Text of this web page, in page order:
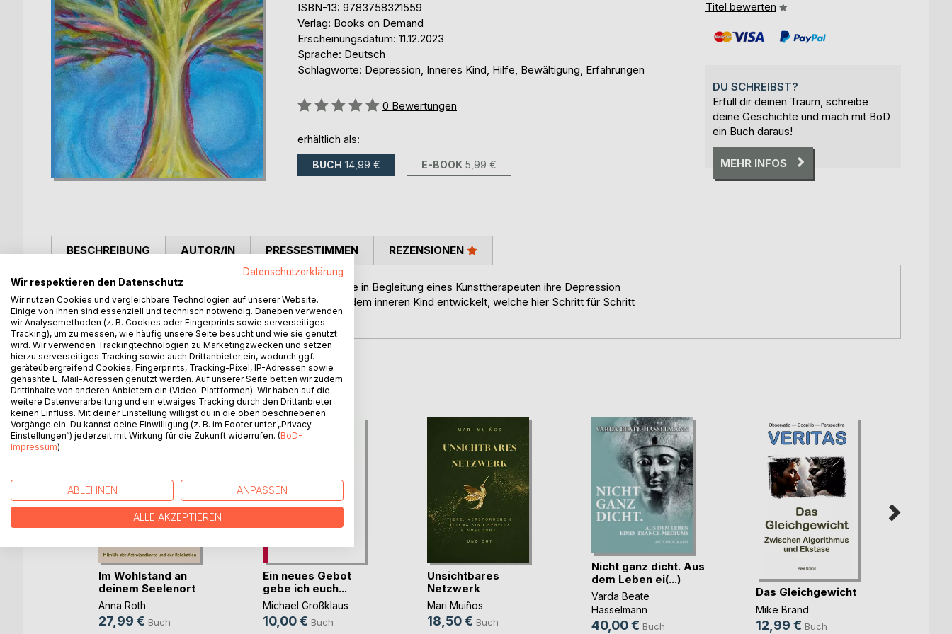
ISBN-13: 9783758321559
Verlag: Books on Demand
Erscheinungsdatum: 11.12.2023
Sprache: Deutsch
Schlagworte: Depression, Inneres Kind, Hilfe, Bewältigung, Erfahrungen
Bewertung::
0 Bewertungen
erhältlich als:
BUCH 14,99 € E-BOOK 5,99 €
Titel bewerten
DU SCHREIBST?
Erfüll dir deinen Traum, schreibe
deine Geschichte und mach mit BoD
ein Buch daraus!
MEHR INFOS
BESCHREIBUNG
In diesem Buch beschreibt die Autorin eindrücklich, wie sie in Begleitung eines Kunsttherapeuten ihre Depression
überwunden hat. Dabei hat sich eine intensive Arbeit, mit dem inneren Kind entwickelt, welche hier Schritt für Schritt
in Text und Bild dargelegt ist.
AUTOR/IN PRESSESTIMMEN REZENSIONEN
WEITERE TITEL BEIBoD
Im Wohlstand an
deinem Seelenort
Anna Roth
27,99 € Buch
Ein neues Gebot
gebe ich euch...
Michael Großklaus
10,00 € Buch
Unsichtbares
Netzwerk
Mari Muiños
18,50 € Buch
Nicht ganz dicht. Aus
dem Leben ei(...)
Varda Beate
Hasselmann
40,00 € Buch
Das Gleichgewicht
Mike Brand
12,99 € Buch
Datenschutzerklärung
Wir respektieren den Datenschutz
Wir nutzen Cookies und vergleichbare Technologien auf unserer Website.
Einige von ihnen sind essenziell und technisch notwendig. Daneben verwenden
wir Analysemethoden (z. B. Cookies oder Fingerprints sowie serverseitiges
Tracking), um zu messen, wie häufig unsere Seite besucht und wie sie genutzt
wird. Wir verwenden Trackingtechnologien zu Marketingzwecken und setzen
hierzu serverseitiges Tracking sowie auch Drittanbieter ein, wodurch ggf.
geräteübergreifend Cookies, Fingerprints, Tracking-Pixel, IP-Adressen sowie
gehashte E-Mail-Adressen genutzt werden. Auf unserer Seite betten wir zudem
Drittinhalte von anderen Anbietern ein (Video-Plattformen). Wir haben auf die
weitere Datenverarbeitung und ein etwaiges Tracking durch den Drittanbieter
keinen Einfluss. Mit deiner Einstellung willigst du in die oben beschriebenen
Vorgänge ein. Du kannst deine Einwilligung (z. B. im Footer unter „Privacy-
Einstellungen“) jederzeit mit Wirkung für die Zukunft widerrufen. (BoD-
Impressum)
ABLEHNEN ANPASSEN
ALLE AKZEPTIEREN